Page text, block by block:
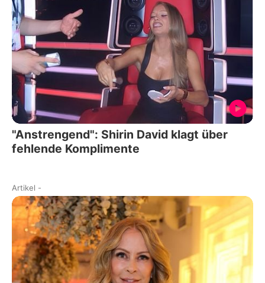
"Anstrengend": Shirin David klagt über
fehlende Komplimente
Artikel -